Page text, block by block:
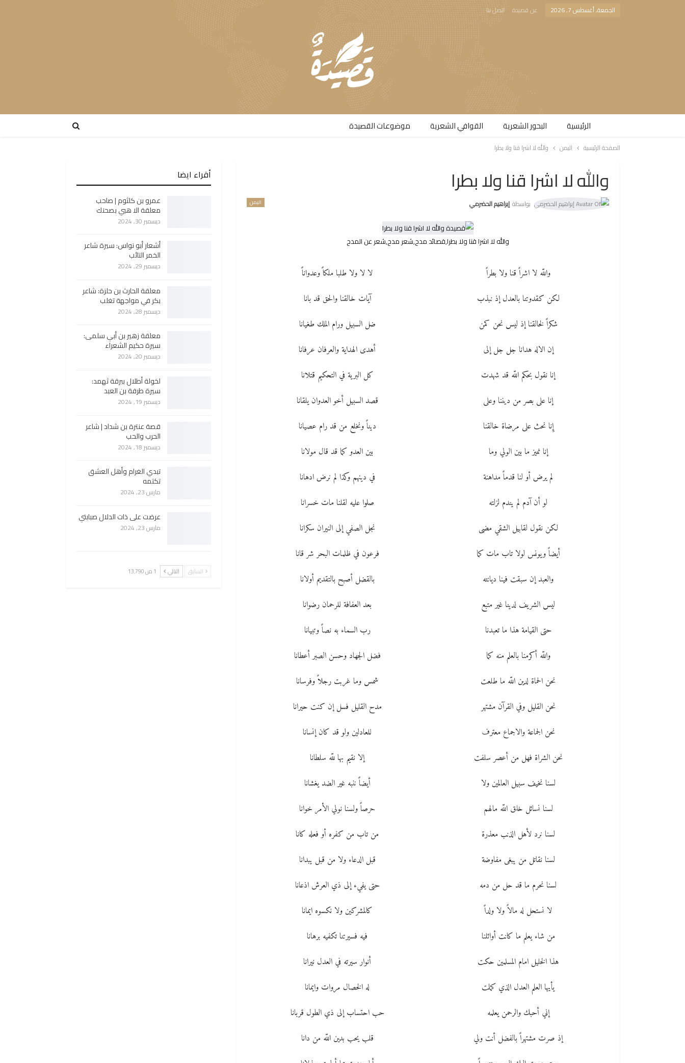
الجمعة, أغسطس 7, 2026 عن قصيدة اتصل بنا
الرئيسية البحور الشعرية​ القوافي الشعرية​ موضوعات القصيدة​
الصفحة الرئيسية اليمن والله لا اشرا قنا ولا بطرا
والله لا اشرا قنا ولا بطرا
اليمن بواسطة إبراهيم الحضرمي
والله لا اشرا قنا ولا بطرا,قصائد مدح,شعر مدح,شعر عن المدح
واللّه لا اشراً قنا ولا بطراً
لا لا ولا طلبا ملكاً وعدواناً
لكن كقدوتنا بالعدل إذ نبذب
آيات خالقنا والحق قد بانا
شكراً لخالقنا إذ ليس نحن كمن
ضل السبيل ورام الملك طغيانا
إن الاله هدانا جل جل إلى
أهدى الهداية والعرفان عرفانا
إنا نقول بحكم اللّه قد شهدت
كل البرية في التحكيم قتلانا
إنا على بصر من ديننا وعلى
قصد السبيل أخو العدوان يلقانا
إِنا نحث على مرضاة خالقنا
ديناً ونخلع من قد رام عصيانا
إنا نميز ما بين الولي وما
بين العدو كما قد قال مولانا
لم يرض أو لنا قدماً مداهنة
في دينهم وكذا لم نرض ادهانا
لو أن آدم لم يندم لزلته
صلوا عليه لقلنا مات خسرانا
لكن نقول لقابيل الشقي مضى
نجل الصفي إلى النيران سكرانا
أيضاً ويونس لولا تاب مات كما
فرعون في ظلمات البحر شر قانا
والعبد إن سبقت فينا ديانته
بالقضل أصبح بالتقديم أولانا
ليس الشريف لدينا غير متبع
بعد العفافة للرحمان رضوانا
حتى القيامة هذا ما تعبدنا
رب السماء به نصاً وتبيانا
واللّه أكرمنا بالعلم منه كما
فضل الجهاد وحسن الصبر أعطانا
نحن الحماة لدين اللّه ما طلعت
شمس وما غربت رجلاً وفرسانا
نحن القليل وفي القرآن مشتهر
مدح القليل فسل إن كنت حيرانا
نحن الجماعة والاجماع معترف
للعادلين ولو قد كان إنسانا
نحن الشراة فهل من أعصر سلفت
إلا نقيم بها للّه سلطانا
لسنا نخيف سبيل العالمين ولا
أيضاً ننبه غير الضد يغشانا
لسنا نسائل خلق اللّه مالهم
حرصاً ولسنا نولي الأمر خوانا
لسنا نرد لأهل الذنب معذرة
من تاب من كفره أو فعله كانا
لسنا نقاتل من يبغى مفاوضة
قبل الدعاء ولا من قبل يبدانا
لسنا نحرم ما قد حل من دمه
حتى يفيء إلى ذي العرش اذعانا
لا نستحل له مالاً ولا ولداً
كالمشركين ولا نكسوه ايمانا
من شاء يعلم ما كانت أوائلنا
فيه فسيرتنا تكفيه برهانا
هذا الخليل امام المسلمين حكت
أنوار سيرته في العدل نيرانا
يأيها العلم العدل الذي كملت
له الخصال مروات وايمانا
إني أحبك والرحمن يعلمه
حب احتساب إلى ذي الطول قربانا
إذ صرت مشتهراً بالفضل أنت ولي
قلب يحب بدين اللّه من دانا
أقراء ايضا
عمرو بن كلثوم | صاحب
معلقة الا هبي بصحنك
ديسمبر 30, 2024
أشعار أبو نواس: سيرة شاعر
الخمر التائب
ديسمبر 29, 2024
معلقة الحارث بن حلزة: شاعر
بكر في مواجهة تغلب
ديسمبر 28, 2024
معلقة زهير بن أبي سلمى:
سيرة حكيم الشعراء
ديسمبر 20, 2024
لخولة أطلال ببرقة ثهمد:
سيرة طرفة بن العبد
ديسمبر 19, 2024
قصة عنترة بن شداد | شاعر
الحرب والحب
ديسمبر 18, 2024
تبدي الغرام وأهل العشق
تكتمه
مارس 23, 2024
عرضت على ذات الدلال صبابتي
مارس 23, 2024
السابق التالي 1 من 13٬790